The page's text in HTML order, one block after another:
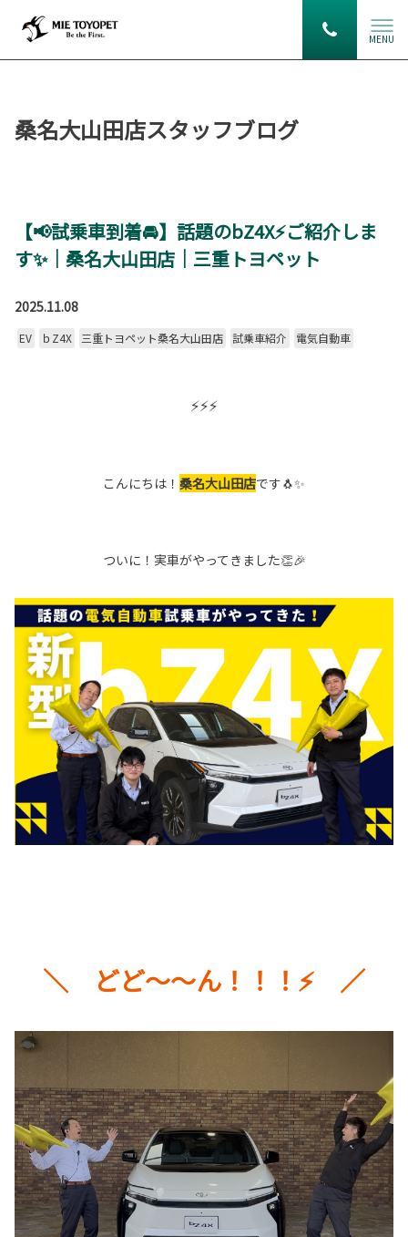
MENU
桑名大山田店スタッフブログ
【📢試乗車到着🚘】話題のbZ4X⚡ご紹介しま
す✨｜桑名大山田店｜三重トヨペット
2025.11.08
EV ｂZ4X 三重トヨペット桑名大山田店 試乗車紹介 電気自動車
⚡⚡⚡
こんにちは！ 桑名大山田店です🐧✨
ついに！実車がやってきました👏🎉
＼ どど～～ん！！！⚡ ／